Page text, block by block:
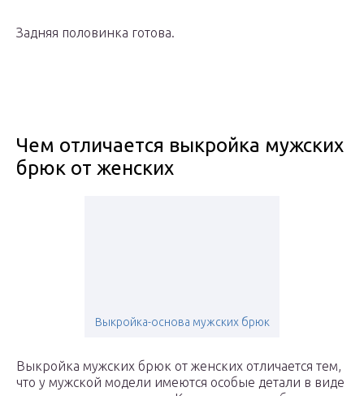
Задняя половинка готова.
Чем отличается выкройка мужских
брюк от женских
Выкройка-основа мужских брюк
Выкройка мужских брюк от женских отличается тем,
что у мужской модели имеются особые детали в виде